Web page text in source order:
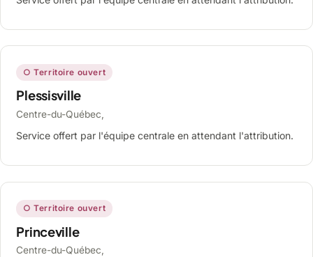
○ Territoire ouvert
Plessisville
Centre-du-Québec,
Service offert par l'équipe centrale en attendant l'attribution.
○ Territoire ouvert
Princeville
Centre-du-Québec,